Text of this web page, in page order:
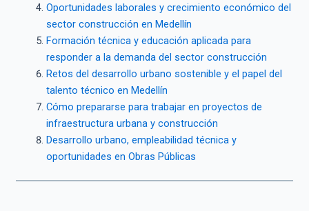
Oportunidades laborales y crecimiento económico del
sector construcción en Medellín
Formación técnica y educación aplicada para
responder a la demanda del sector construcción
Retos del desarrollo urbano sostenible y el papel del
talento técnico en Medellín
Cómo prepararse para trabajar en proyectos de
infraestructura urbana y construcción
Desarrollo urbano, empleabilidad técnica y
oportunidades en Obras Públicas